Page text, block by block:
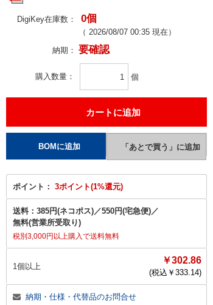
DigiKey在庫数： 0個
（ 2026/08/07 00:35 現在）
納期： 要確認
購入数量 個
ポイント： 3ポイント(1%還元)
送料： 385円(ネコポス)／550円(宅急便)／
無料(営業所受取り)
税別3,000円以上購入で送料無料
1個以上
￥302.86
(税込￥ 333.14)
納期・仕様・代替品のお問合せ